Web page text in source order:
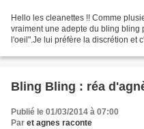
Hello les cleanettes !! Comme
vraiment une adepte du bling bling
l'oeil".Je lui préfère la discrétion et
Bling Bling : réa
Publié le 01/03/2014 à 07:00
Par et agnes raconte